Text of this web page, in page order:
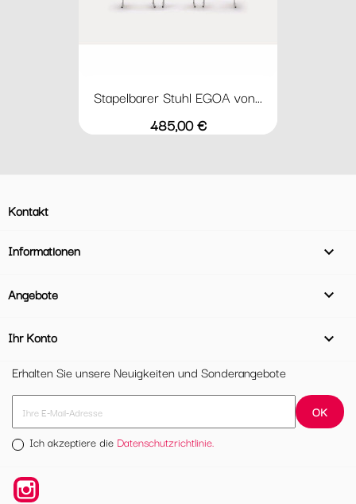
Stapelbarer Stuhl EGOA von...
Preis
485,00 €
Kontakt
Informationen 
Angebote 
Ihr Konto

Erhalten Sie unsere Neuigkeiten und Sonderangebote
Ich akzeptiere die Datenschutzrichtlinie.